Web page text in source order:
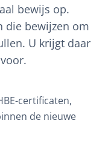
bewijs op.
die bewijzen om
U krijgt daar
certificaten,
de nieuwe